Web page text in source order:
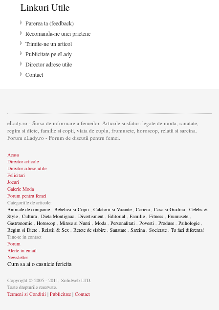
Linkuri Utile
Parerea ta (feedback)
Recomanda-ne unei prietene
Trimite-ne un articol
Publicitate pe eLady
Director adrese utile
Contact
eLady.ro - Sursa de informare a femeilor. Articole si sfaturi legate de moda, sanatate,
regim si diete, familie si copii, viata de cuplu, frumusete, horoscop, relatii si sarcina.
Forum eLady.ro - Forum de discutii pentru femei.
Acasa
Director articole
Director adrese utile
Felicitari
Jocuri
Galerie Moda
Forum pentru femei
Categoriile de articole:
Animale de companie , Bebelusi si Copii , Calatorii si Vacante , Cariera, Casa si Gradina, Celebs &
Style , Cultura, Dieta Montignac , Divertisment , Editorial , Familie , Fitness , Frumusete ,
Gastronomie , Horoscop , Mirese si Nunti , Moda, Personalitati , Povesti , Produse , Psihologie ,
Regim si Diete , Relatii & Sex , Retete de slabire , Sanatate , Sarcina, Societate , Tu faci diferenta!
Tine-te in contact
Forum
Alerte in email
Newsletter
Cum sa ai o casnicie fericita
Copyright © 2005 - 2011, Solidweb LTD.
Toate drepturile rezervate.
Termeni si Conditii | Publicitate | Contact